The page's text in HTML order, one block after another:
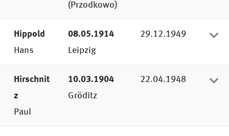
(Przodkowo)
Hippold
Hans
08.05.1914
Leipzig
29.12.1949
Hirschnit
z
Paul
10.03.1904
Gröditz
22.04.1948